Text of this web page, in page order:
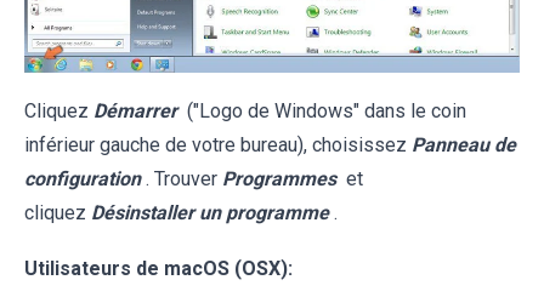
Cliquez Démarrer ("Logo de Windows" dans le coin
inférieur gauche de votre bureau), choisissez Panneau de
configuration . Trouver Programmes et
cliquez Désinstaller un programme .
Utilisateurs de macOS (OSX):